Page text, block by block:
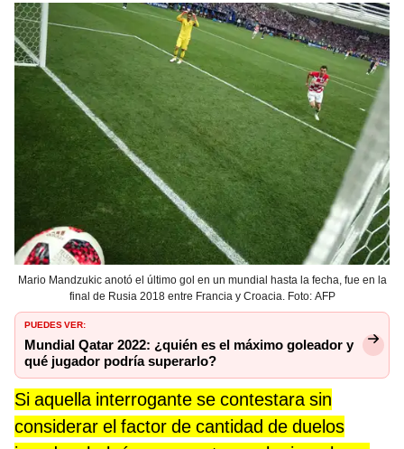
Mario Mandzukic anotó el último gol en un mundial hasta la fecha, fue en la
final de Rusia 2018 entre Francia y Croacia. Foto: AFP
PUEDES VER:
Mundial Qatar 2022: ¿quién es el máximo goleador y
qué jugador podría superarlo?
Si aquella interrogante se contestara sin
considerar el factor de cantidad de duelos